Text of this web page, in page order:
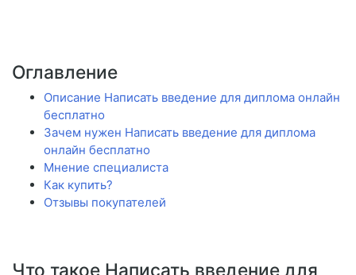
Оглавление
Описание Написать введение для диплома онлайн
бесплатно
Зачем нужен Написать введение для диплома
онлайн бесплатно
Мнение специалиста
Как купить?
Отзывы покупателей
Что такое Написать введение для